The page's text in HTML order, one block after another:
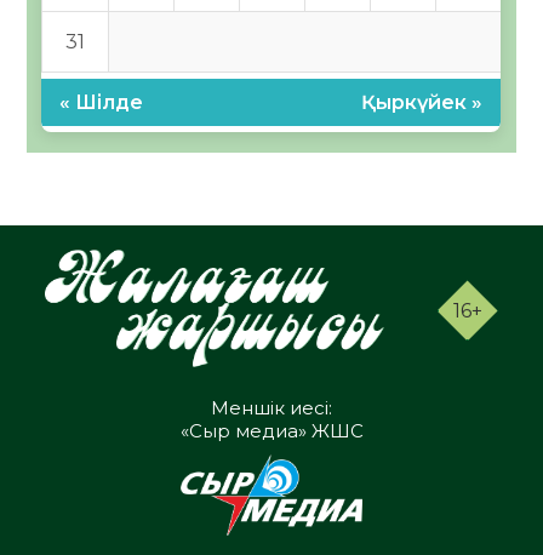
31
« Шілде Қыркүйек »
16+
Меншік иесі:
«Сыр медиа» ЖШС